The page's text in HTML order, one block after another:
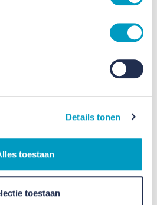
Details tonen
toestaan
toestaan